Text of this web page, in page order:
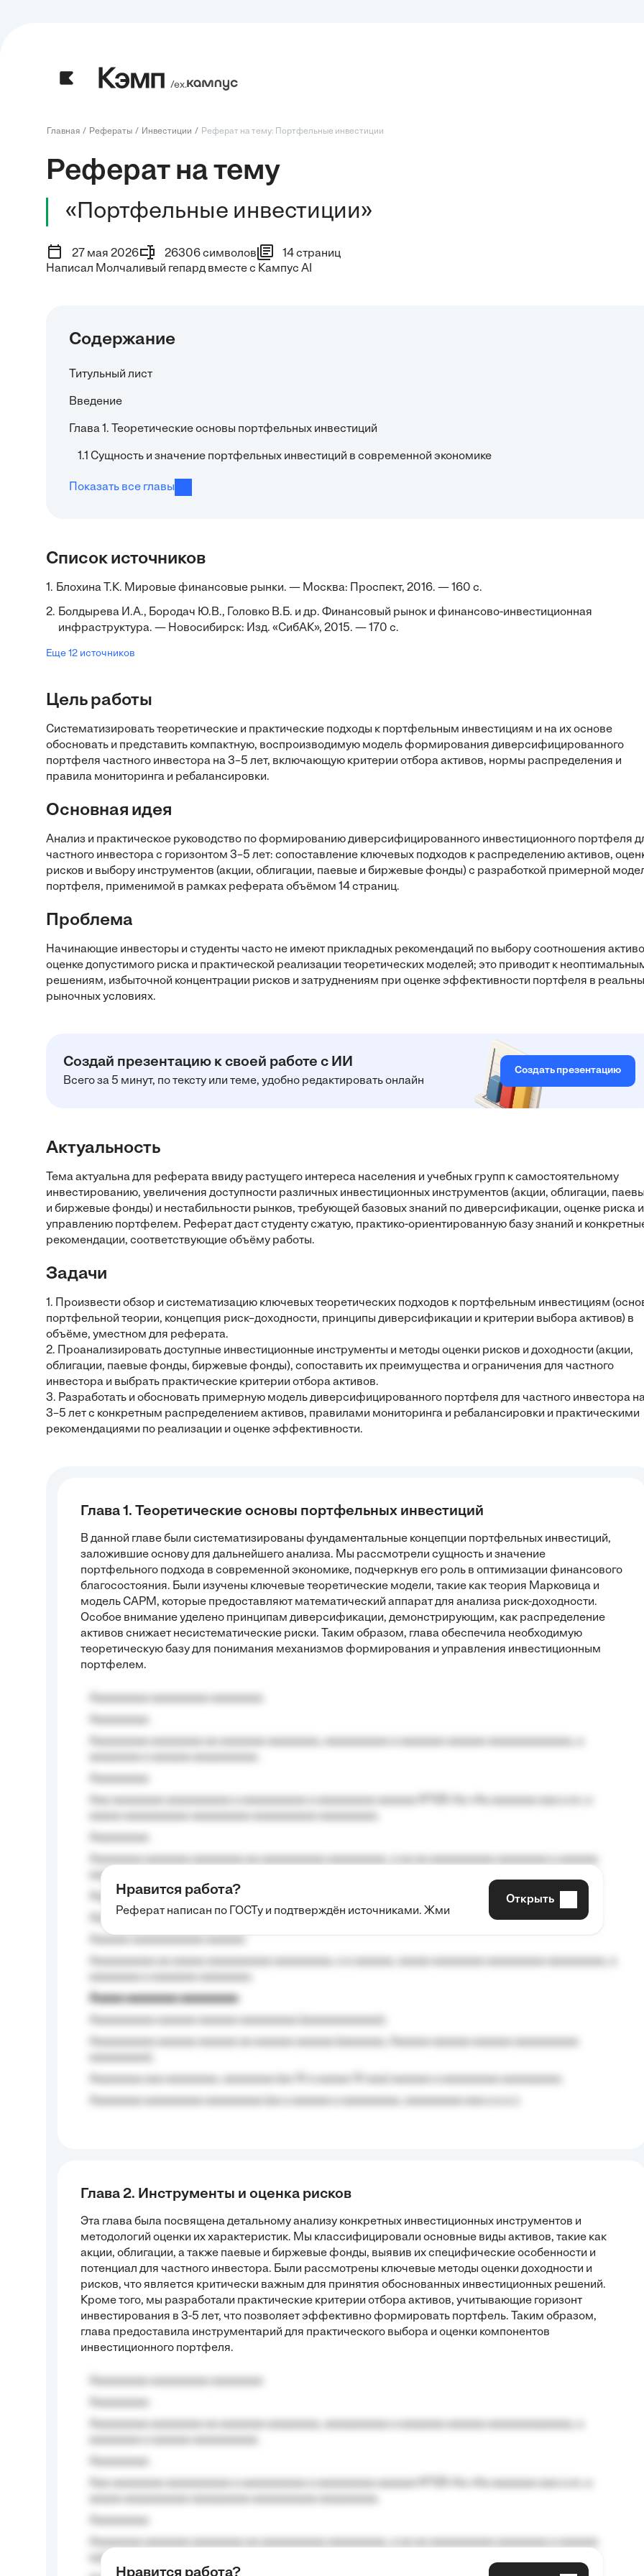
/ех.
Главная Рефераты Инвестиции Реферат на тему: Портфельные инвестиции
Реферат на тему
«Портфельные инвестиции»
27 мая 2026 26306 символов
14 страниц
Написал Молчаливый гепард вместе с Кампус AI
Содержание
Титульный лист
Введение
Глава 1. Теоретические основы портфельных инвестиций
1.1 Сущность и значение портфельных инвестиций в современной экономике
Показать все главы
Список источников
1. Блохина Т.К. Мировые финансовые рынки. — Москва: Проспект, 2016. — 160 с.
2. Болдырева И.А., Бородач Ю.В., Головко В.Б. и др. Финансовый рынок и финансово-инвестиционная
инфраструктура. — Новосибирск: Изд. «СибАК», 2015. — 170 с.
Еще 12 источников
Цель работы
Систематизировать теоретические и практические подходы к портфельным инвестициям и на их основе
обосновать и представить компактную, воспроизводимую модель формирования диверсифицированного
портфеля частного инвестора на 3–5 лет, включающую критерии отбора активов, нормы распределения и
правила мониторинга и ребалансировки.
Основная идея
Анализ и практическое руководство по формированию диверсифицированного инвестиционного портфеля
частного инвестора с горизонтом 3–5 лет: сопоставление ключевых подходов к распределению активов,
рисков и выбору инструментов (акции, облигации, паевые и биржевые фонды) с разработкой примерной
портфеля, применимой в рамках реферата объёмом 14 страниц.
Проблема
Начинающие инвесторы и студенты часто не имеют прикладных рекомендаций по выбору соотношения
оценке допустимого риска и практической реализации теоретических моделей; это приводит к
решениям, избыточной концентрации рисков и затруднениям при оценке эффективности портфеля в
рыночных условиях.
Создай презентацию к своей работе с ИИ
Всего за 5 минут, по тексту или теме, удобно редактировать онлайн
Создать презентацию
Актуальность
Тема актуальна для реферата ввиду растущего интереса населения и учебных групп к самостоятельному
инвестированию, увеличения доступности различных инвестиционных инструментов (акции, облигации,
и биржевые фонды) и нестабильности рынков, требующей базовых знаний по диверсификации, оценке риска и
управлению портфелем. Реферат даст студенту сжатую, практико-ориентированную базу знаний и
рекомендации, соответствующие объёму работы.
Задачи
1. Произвести обзор и систематизацию ключевых теоретических подходов к портфельным инвестициям
портфельной теории, концепция риск–доходности, принципы диверсификации и критерии выбора активов) в
объёме, уместном для реферата.
2. Проанализировать доступные инвестиционные инструменты и методы оценки рисков и доходности (акции,
облигации, паевые фонды, биржевые фонды), сопоставить их преимущества и ограничения для частного
инвестора и выбрать практические критерии отбора активов.
3. Разработать и обосновать примерную модель диверсифицированного портфеля для частного инвестора
3–5 лет с конкретным распределением активов, правилами мониторинга и ребалансировки и практическими
рекомендациями по реализации и оценке эффективности.
Глава 1. Теоретические основы портфельных инвестиций
В данной главе были систематизированы фундаментальные концепции портфельных инвестиций,
заложившие основу для дальнейшего анализа. Мы рассмотрели сущность и значение
портфельного подхода в современной экономике, подчеркнув его роль в оптимизации финансового
благосостояния. Были изучены ключевые теоретические модели, такие как теория Марковица и
модель CAPM, которые предоставляют математический аппарат для анализа риск-доходности.
Особое внимание уделено принципам диверсификации, демонстрирующим, как распределение
активов снижает несистематические риски. Таким образом, глава обеспечила необходимую
теоретическую базу для понимания механизмов формирования и управления инвестиционным
портфелем.
aaaa aaaa.
Aaaaaaaaa
Aaaaaaaaaa aa aaa aaaaaaaaa, a aaa aaaaaaaaaa aaa, a aaaaaaaaaa, aaaaaa aaaaaa a aaaaaa.
Aaaaa aaaaaaaa aaaaaaaaa
Нравится работа?
Реферат написан по ГОСТу и подтверждён источниками. Жми
Открыть
Глава 2. Инструменты и оценка рисков
Эта глава была посвящена детальному анализу конкретных инвестиционных инструментов и
методологий оценки их характеристик. Мы классифицировали основные виды активов, такие как
акции, облигации, а также паевые и биржевые фонды, выявив их специфические особенности и
потенциал для частного инвестора. Были рассмотрены ключевые методы оценки доходности и
рисков, что является критически важным для принятия обоснованных инвестиционных решений.
Кроме того, мы разработали практические критерии отбора активов, учитывающие горизонт
инвестирования в 3-5 лет, что позволяет эффективно формировать портфель. Таким образом,
глава предоставила инструментарий для практического выбора и оценки компонентов
инвестиционного портфеля.
aaaa aaaa.
Нравится работа?